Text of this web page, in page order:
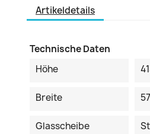
Artikeldetails
Technische Daten
Höhe
Breite
Glasscheibe